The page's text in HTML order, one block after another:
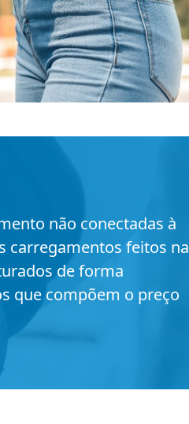
não conectadas à
carregamentos feitos na
de forma
que compõem o preço